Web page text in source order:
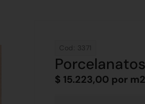
Cod: 3371
$ 15.223,00 por m2